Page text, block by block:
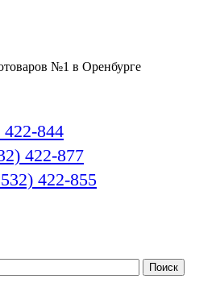
№1 в Оренбурге
844
422-877
422-855